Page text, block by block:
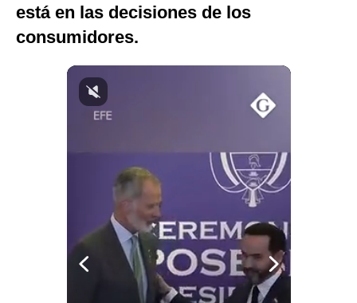
Política
De
Privacidad
está en las decisiones de los
consumidores.